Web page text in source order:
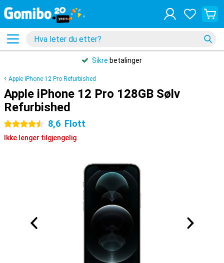
Sikre betalinger
Apple iPhone 12 Pro Refurbished
Apple iPhone 12 Pro 128GB Sølv
Refurbished
4.5 stjerner 8,6 Flott
Ikke lenger tilgjengelig